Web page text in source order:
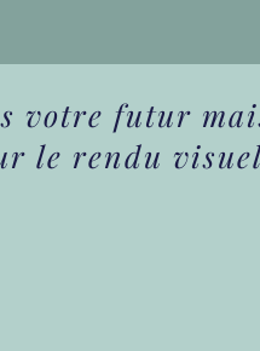
votre futur
le rendu